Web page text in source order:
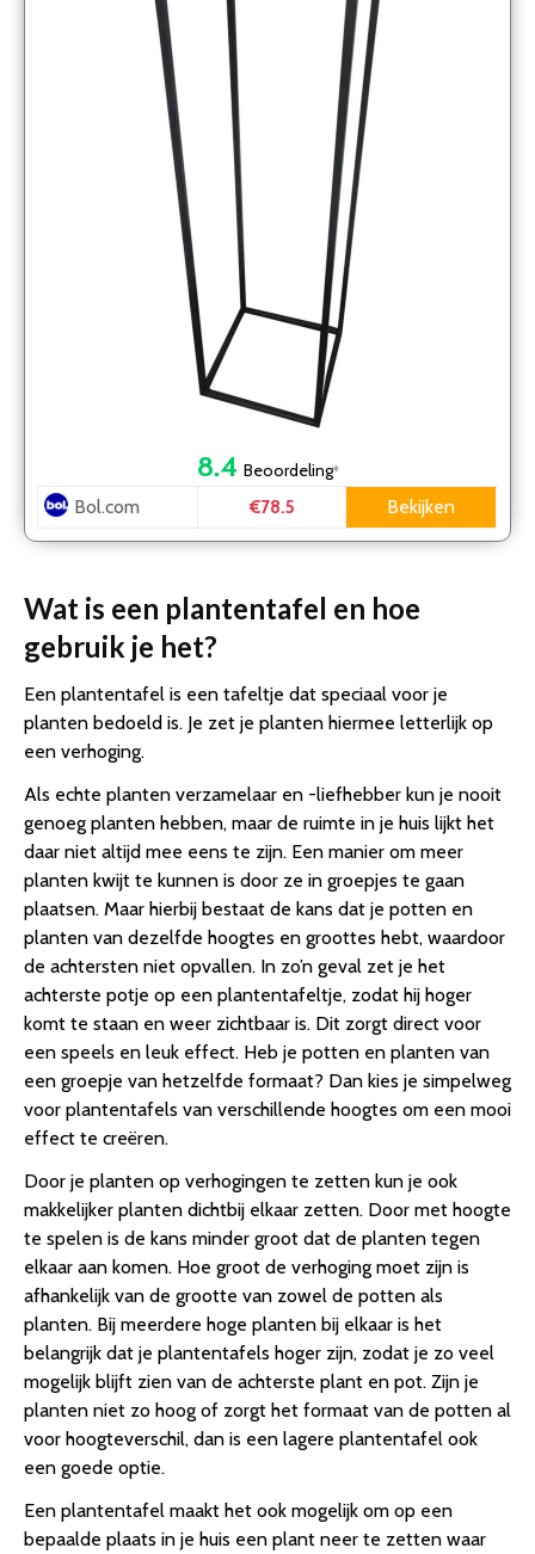
8.4 Beoordeling*
Bol.com €78.5 Bekijken
Wat is een plantentafel en hoe
gebruik je het?
Een plantentafel is een tafeltje dat speciaal voor je
planten bedoeld is. Je zet je planten hiermee letterlijk op
een verhoging.
Als echte planten verzamelaar en -liefhebber kun je nooit
genoeg planten hebben, maar de ruimte in je huis lijkt het
daar niet altijd mee eens te zijn. Een manier om meer
planten kwijt te kunnen is door ze in groepjes te gaan
plaatsen. Maar hierbij bestaat de kans dat je potten en
planten van dezelfde hoogtes en groottes hebt, waardoor
de achtersten niet opvallen. In zo’n geval zet je het
achterste potje op een plantentafeltje, zodat hij hoger
komt te staan en weer zichtbaar is. Dit zorgt direct voor
een speels en leuk effect. Heb je potten en planten van
een groepje van hetzelfde formaat? Dan kies je simpelweg
voor plantentafels van verschillende hoogtes om een mooi
effect te creëren.
Door je planten op verhogingen te zetten kun je ook
makkelijker planten dichtbij elkaar zetten. Door met hoogte
te spelen is de kans minder groot dat de planten tegen
elkaar aan komen. Hoe groot de verhoging moet zijn is
afhankelijk van de grootte van zowel de potten als
planten. Bij meerdere hoge planten bij elkaar is het
belangrijk dat je plantentafels hoger zijn, zodat je zo veel
mogelijk blijft zien van de achterste plant en pot. Zijn je
planten niet zo hoog of zorgt het formaat van de potten al
voor hoogteverschil, dan is een lagere plantentafel ook
een goede optie.
Een plantentafel maakt het ook mogelijk om op een
bepaalde plaats in je huis een plant neer te zetten waar